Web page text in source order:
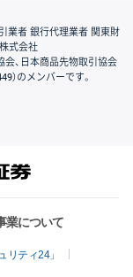
業者 銀行代理業者 関東財
式会社
会、日本商品先物取引協会
）のメンバーです。
業について
リティ24」